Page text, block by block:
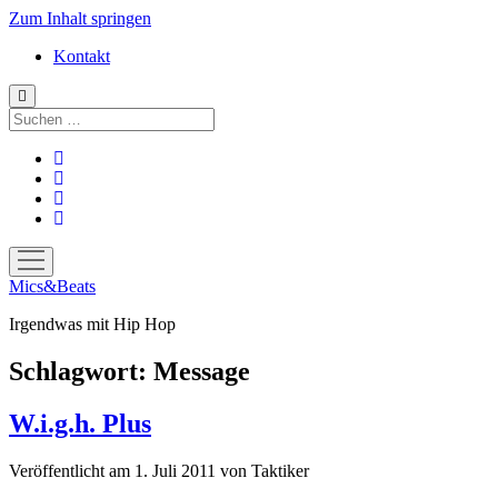
Zum Inhalt springen
Kontakt
Suchen
Menü
öffnen
Mics&Beats
Irgendwas mit Hip Hop
Schlagwort: Message
W.i.g.h. Plus
Veröffentlicht am 1. Juli 2011 von Taktiker